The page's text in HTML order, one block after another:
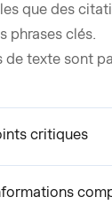
que des
phrases clés.
de texte sont
critiques